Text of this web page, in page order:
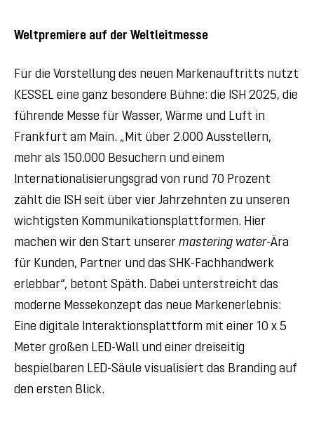
Weltpremiere auf der Weltleitmesse
Für die Vorstellung des neuen Markenauftritts nutzt
KESSEL eine ganz besondere Bühne: die ISH 2025, die
führende Messe für Wasser, Wärme und Luft in
Frankfurt am Main. „Mit über 2.000 Ausstellern,
mehr als 150.000 Besuchern und einem
Internationalisierungsgrad von rund 70 Prozent
zählt die ISH seit über vier Jahrzehnten zu unseren
wichtigsten Kommunikationsplattformen. Hier
machen wir den Start unserer mastering water-Ära
für Kunden, Partner und das SHK-Fachhandwerk
erlebbar“, betont Späth. Dabei unterstreicht das
moderne Messekonzept das neue Markenerlebnis:
Eine digitale Interaktionsplattform mit einer 10 x 5
Meter großen LED-Wall und einer dreiseitig
bespielbaren LED-Säule visualisiert das Branding auf
den ersten Blick.